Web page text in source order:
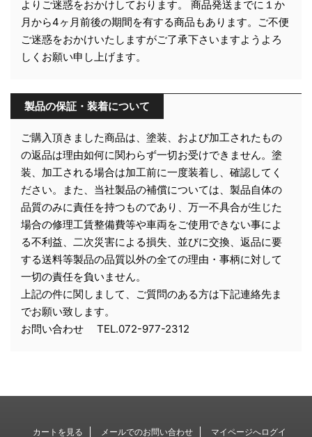
よりご迷惑をおかけしております。 商品発送までに１か
月から4ヶ月前後の期間を有する商品もあります。ご不便
ご迷惑をおかけいたしますがご了承下さいますようよろ
しくお願い申し上げます。
製品の保証・装着について
ご購入頂きました商品は、塗装、および加工されたもの
の返品は理由如何に関わらず一切お受けできません。塗
装、加工される場合は加工前に一度装着し、確認してく
ださい。また、当社製品の補償については、製品自体の
品質のみに責任を持つものであり、万一不具合が生じた
場合の修理工賃整備費等や車両をご使用できない事によ
る不利益、二次災害による損失、並びに交換、返品に要
する送料等製品の品質以外の全ての理由・事柄に対して
一切の責任を負いません。
上記の件に関しまして、ご質問のある方は下記連絡先ま
でお願い致します。
お問い合わせ TEL.072-977-2312
カートを見る メールでのお問い合わせ マイページへログイ